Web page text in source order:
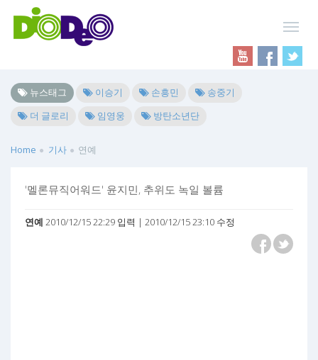
뉴스태그 이승기 손흥민
송중기
더 글로리
임영웅 방탄소년단
Home 기사 연예
'멜론뮤직어워드' 윤지민, 추위도 녹일 볼륨
연예 2010/12/15 22:29 입력 | 2010/12/15 23:10 수정